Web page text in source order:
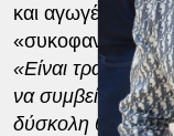
και αγωγές που
«συκοφαντική
«Είναι τραγικό,
να συμβεί σε
δύσκολη θέση.